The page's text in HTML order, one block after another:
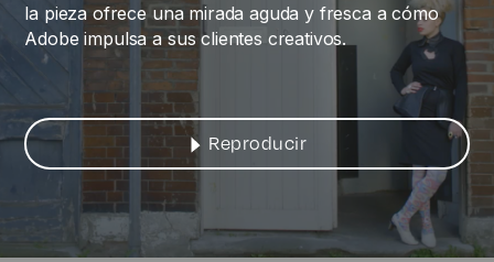
la pieza ofrece una mirada aguda y fresca a cómo
Adobe impulsa a sus clientes creativos.
Reproducir